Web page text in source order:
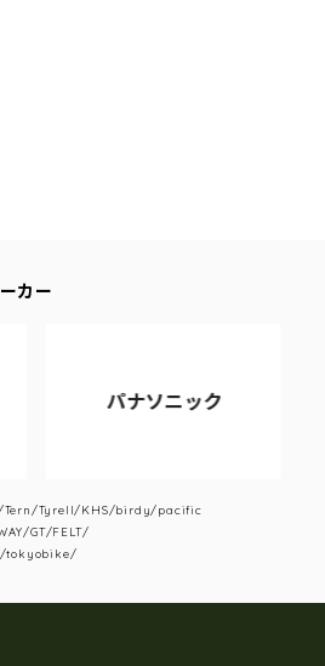
カー
パナソニック
Tern/Tyrell/KHS/birdy/pacific
GT/FELT/
tokyobike/